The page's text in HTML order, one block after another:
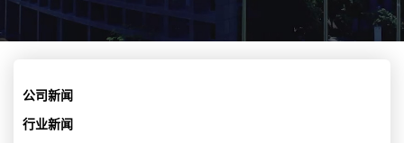
公司新闻
行业新闻